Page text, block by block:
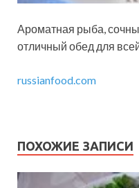
Ароматная рыба,
отличный обед для
russianfood.com
ПОХОЖИЕ ЗАПИСИ